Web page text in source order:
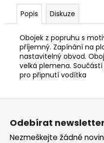
Popis Diskuze
Obojek z popruhu s
příjemný. Zapínání na
nastavitelný obvod.
velká plemena.
pro připnutí vodítka
JOSICAT
MULTIPACK
SAUCE
MEAT
12X85G
299
Kč
Z
Odebírat newsletter
Nezmeškejte žádné